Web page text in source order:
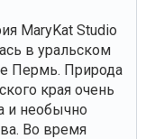
MaryKat Studio
в уральском
Пермь. Природа
края очень
и необычно
Во время